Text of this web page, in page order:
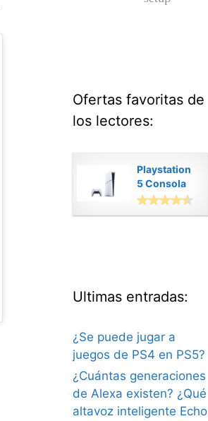
Ofertas favoritas de
los lectores:
Playstation
5 Consola
Digital
Ultimas entradas:
¿Se puede jugar a
juegos de PS4 en PS5?
¿Cuántas generaciones
de Alexa existen? ¿Qué
altavoz inteligente Echo